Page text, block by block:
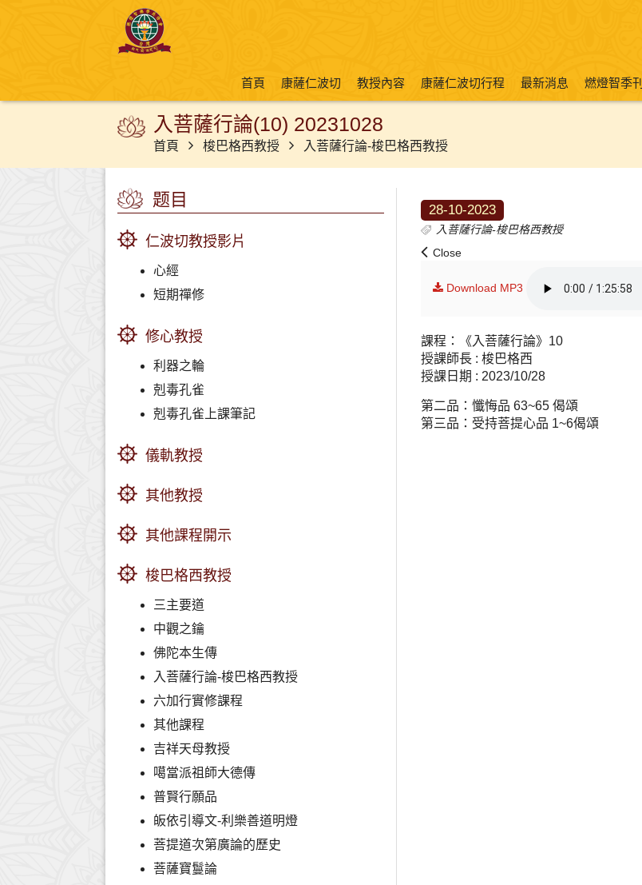
首頁 康薩仁波切 教授內容 康薩仁波切行程 最新消息 燃燈智季刊
入菩薩行論(10) 20231028
首頁 梭巴格西教授 入菩薩行論-梭巴格西教授
28-10-2023
入菩薩行論-梭巴格西教授
Close
Download MP3
課程：《入菩薩行論》10
授課師長 : 梭巴格西
授課日期 : 2023/10/28
第二品：懺悔品 63~65 偈頌
第三品：受持菩提心品 1~6偈頌
题目
仁波切教授影片
心經
短期禪修
修心教授
利器之輪
剋毒孔雀
剋毒孔雀上課筆記
儀軌教授
其他教授
其他課程開示
梭巴格西教授
三主要道
中觀之鑰
佛陀本生傳
入菩薩行論-梭巴格西教授
六加行實修課程
其他課程
吉祥天母教授
噶當派祖師大德傳
普賢行願品
皈依引導文-利樂善道明燈
菩提道次第廣論的歷史
菩薩寶鬘論